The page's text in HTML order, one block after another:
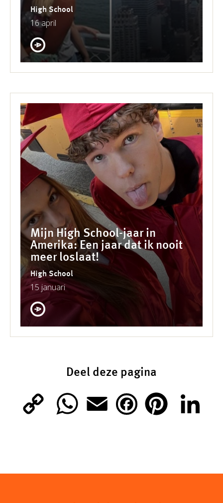
High School
16 april
Mijn High School-jaar in
Amerika: Een jaar dat ik nooit
meer loslaat!
High School
15 januari
Deel deze pagina
W F